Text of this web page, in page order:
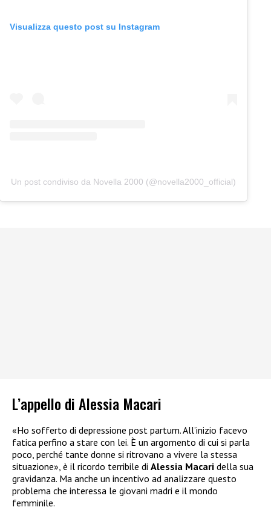
Visualizza questo post su Instagram
Un post condiviso da Novella 2000 (@novella2000_official)
L’appello di Alessia Macari
«Ho sofferto di depressione post partum. All’inizio facevo
fatica perfino a stare con lei. È un argomento di cui si parla
poco, perché tante donne si ritrovano a vivere la stessa
situazione», è il ricordo terribile di Alessia Macari della sua
gravidanza. Ma anche un incentivo ad analizzare questo
problema che interessa le giovani madri e il mondo
femminile.